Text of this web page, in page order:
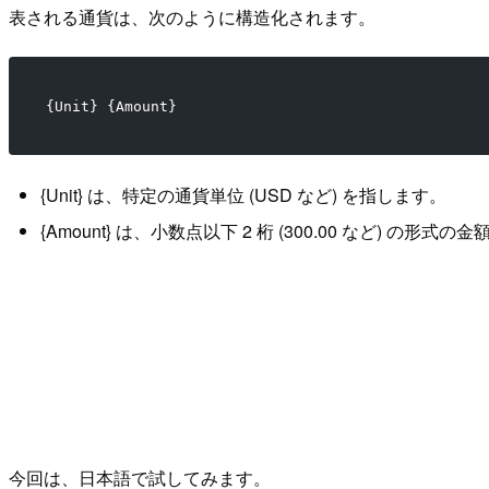
表される通貨は、次のように構造化されます。
{Unit} {Amount}
{Unit} は、特定の通貨単位 (USD など) を指します。
{Amount} は、小数点以下 2 桁 (300.00 など) の形式の金額
今回は、日本語で試してみます。